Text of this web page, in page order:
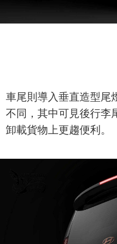
車尾則導入垂直造型尾
不同，其中可見後行李
卸載貨物上更趨便利。